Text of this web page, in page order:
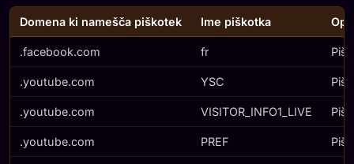
Domena ki namešča piškotek Ime piškotka
.facebook.com fr
.youtube.com YSC
.youtube.com VISITOR_INFO1_LIVE
.youtube.com PREF